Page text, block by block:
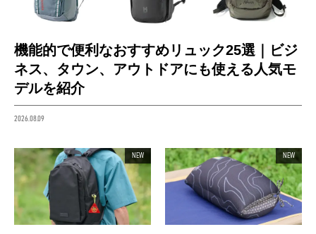
機能的で便利なおすすめリュック25選｜ビジ
ネス、タウン、アウトドアにも使える人気モ
デルを紹介
2026.08.09
NEW NEW